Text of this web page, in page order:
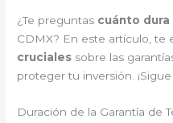
¿Te preguntas cuánto dura
CDMX? En este artículo, te
cruciales sobre las
proteger tu inversión.
Duración de la Garantía de